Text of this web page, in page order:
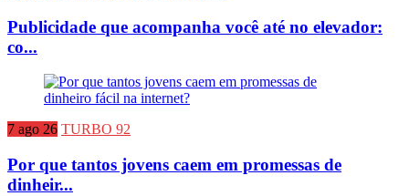
Publicidade que acompanha você até no elevador:
co...
7 ago 26 TURBO 92
Por que tantos jovens caem em promessas de
dinheir...